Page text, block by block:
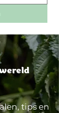
tips en